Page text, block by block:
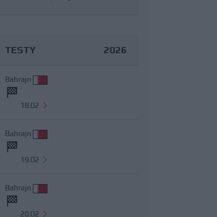
TESTY 2026
Bahrajn
18.02
Bahrajn
19.02
Bahrajn
20.02